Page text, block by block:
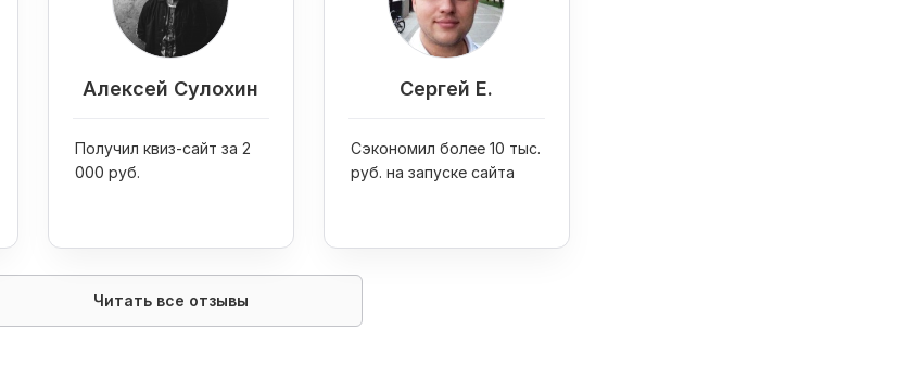
Алексей Сулохин
Получил квиз-сайт за 2
000 руб.
Сергей Е.
Сэкономил более 10 тыс.
руб. на запуске сайта
Читать все отзывы